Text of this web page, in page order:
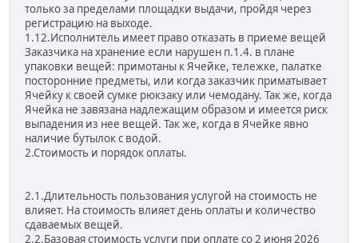
только за пределами площадки выдачи, пройдя через
регистрацию на выходе.
1.12.Исполнитель имеет право отказать в приеме вещей
Заказчика на хранение если нарушен п.1.4. в плане
упаковки вещей: примотаны к Ячейке, тележке, палатке
посторонние предметы, или когда заказчик приматывает
Ячейку к своей сумке рюкзаку или чемодану. Так же, когда
Ячейка не завязана надлежащим образом и имеется риск
выпадения из нее вещей. Так же, когда в Ячейке явно
наличие бутылок с водой.
2.Стоимость и порядок оплаты.
2.1.Длительность пользования услугой на стоимость не
влияет. На стоимость влияет день оплаты и количество
сдаваемых вещей.
2.2.Базовая стоимость услуги при оплате со 2 июня 2026